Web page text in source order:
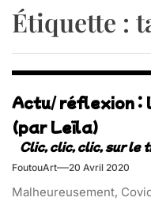
Étiquette :
Actu/ réflexion :
(par Leïla)
FoutouArt 20 Avril 2020
Malheureusement,